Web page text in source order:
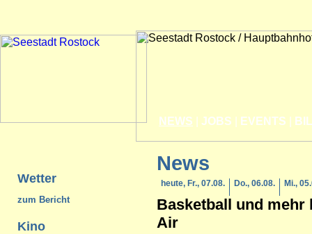
NEWS JOBS EVENTS
Wetter
zum Bericht
Kino
News
heute, Fr., 07.08. Do., 06.08. Mi.,
Basketball und mehr
Air